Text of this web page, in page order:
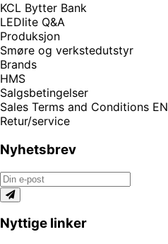
KCL Bytter Bank
LEDlite Q&A
Produksjon
Smøre og verkstedutstyr
Brands
HMS
Salgsbetingelser
Sales Terms and Conditions EN
Retur/service
Nyhetsbrev
Nyttige linker